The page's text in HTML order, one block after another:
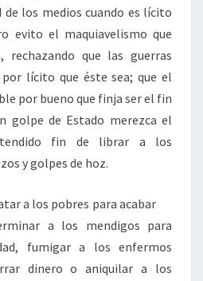
los medios cuando es lícito
evito el maquiavelismo que
rechazando que las guerras
lícito que éste sea; que el
por bueno que finja ser el fin
golpe de Estado merezca el
fin de librar a los
y golpes de hoz.
a los pobres para acabar
a los mendigos para
fumigar a los enfermos
dinero o aniquilar a los